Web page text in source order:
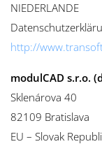
NIEDERLANDE
http://
modulCAD s.r.o.
Sklenárova 40
82109 Bratislava
EU – Slovak